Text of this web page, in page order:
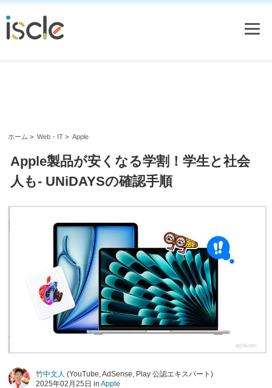
ホーム > Web・IT > Apple
Apple製品が安くなる学割！学生と社会
人も- UNiDAYSの確認手順
竹中文人 (YouTube, AdSense, Play 公認エキスパート)
2025年02月25日 in Apple